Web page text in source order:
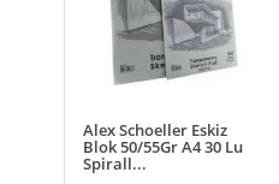
Alex Schoeller Eskiz
Blok 50/55Gr A4 30 Lu
Spirall...